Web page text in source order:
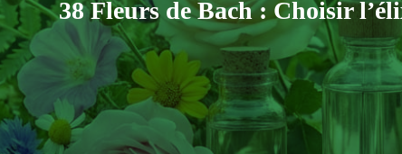
38 Fleurs de Bach : Choisir